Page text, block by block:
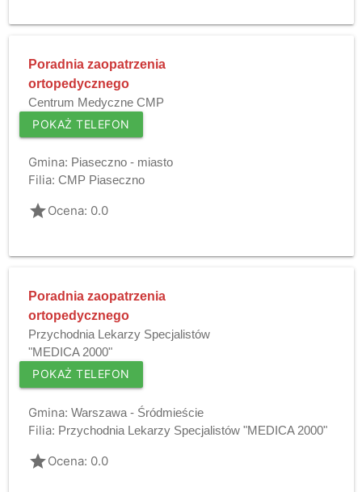
Poradnia zaopatrzenia
ortopedycznego
Centrum Medyczne CMP
POKAŻ TELEFON
Gmina: Piaseczno - miasto
Filia: CMP Piaseczno
gradeOcena: 0.0
Poradnia zaopatrzenia
ortopedycznego
Przychodnia Lekarzy Specjalistów
"MEDICA 2000"
POKAŻ TELEFON
Gmina: Warszawa - Śródmieście
Filia: Przychodnia Lekarzy Specjalistów "MEDICA 2000"
gradeOcena: 0.0